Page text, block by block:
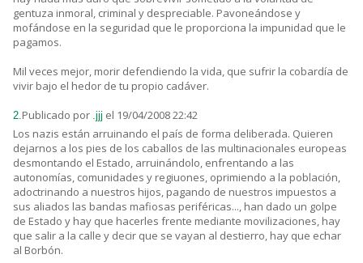
gentuza inmoral, criminal y despreciable. Pavoneándose y
mofándose en la seguridad que le proporciona la impunidad que le
pagamos.
Mil veces mejor, morir defendiendo la vida, que sufrir la cobardía de
vivir bajo el hedor de tu propio cadáver.
2.Publicado por .jjj el 19/04/2008 22:42
Los nazis están arruinando el país de forma deliberada. Quieren
dejarnos a los pies de los caballos de las multinacionales europeas
desmontando el Estado, arruinándolo, enfrentando a las
autonomías, comunidades y regiuones, oprimiendo a la población,
adoctrinando a nuestros hijos, pagando de nuestros impuestos a
sus aliados las bandas mafiosas periféricas..., han dado un golpe
de Estado y hay que hacerles frente mediante movilizaciones, hay
que salir a la calle y decir que se vayan al destierro, hay que echar
al Borbón.